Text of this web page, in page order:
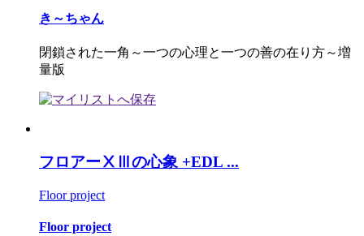
き～ちゃん
閉鎖された一角～一つの心理と一つの善の在り方～増
量版
フロアーⅩⅢの心象 +EDL ...
Floor project
Floor project